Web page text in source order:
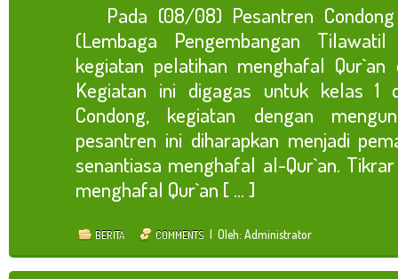
Pada (08/08) Pesantren
(Lembaga Pengembangan Tilawatil
kegiatan pelatihan menghafal
Kegiatan ini digagas untuk kelas 1
Condong, kegiatan dengan
pesantren ini diharapkan menjadi
senantiasa menghafal al-Qur`an.
menghafal Qur`an [ ... ]
BERITA COMMENTS | Oleh: Administrator